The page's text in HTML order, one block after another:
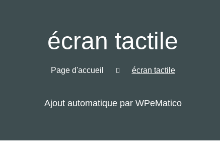
écran tactile
Page d'accueil écran tactile
Ajout automatique par WPeMatico